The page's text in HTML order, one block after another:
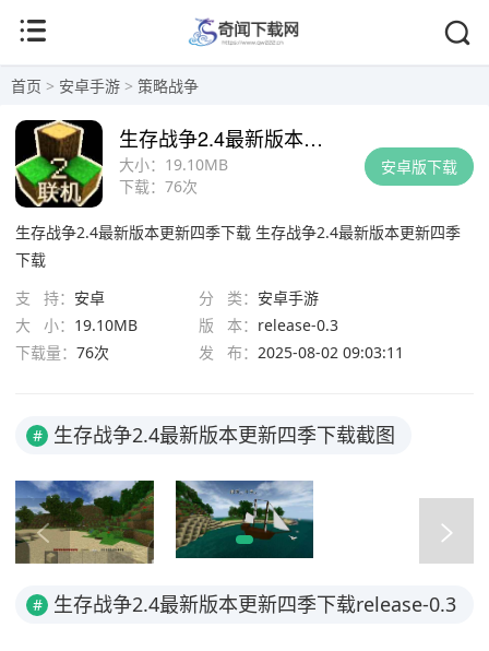
首页 > 安卓手游 > 策略战争
安卓版下载
大小： 19.10MB
下载： 76次
生存战争2.4最新版本更新四季下载
生存战争2.4最新版本更新四季下载 生存战争2.4最新版本更新四季
下载
支 持： 安卓 分 类： 安卓手游
大 小： 19.10MB 版 本： release-0.3
下载量： 76次 发 布： 2025-08-02 09:03:11
# 生存战争2.4最新版本更新四季下载截图
#
生存战争2.4最新版本更新四季下载release-0.3